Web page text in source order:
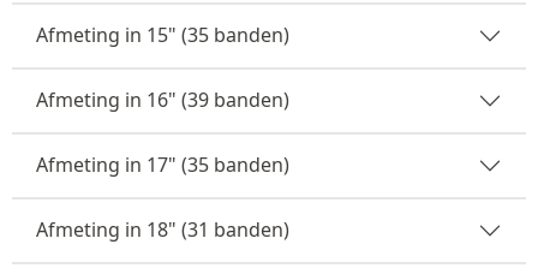
Afmeting in 15" (35 banden)
Afmeting in 16" (39 banden)
Afmeting in 17" (35 banden)
Afmeting in 18" (31 banden)